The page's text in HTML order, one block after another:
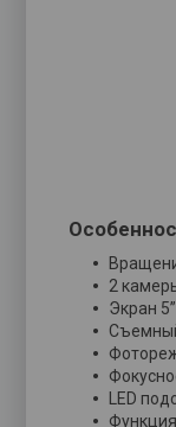
2
Экран
LED